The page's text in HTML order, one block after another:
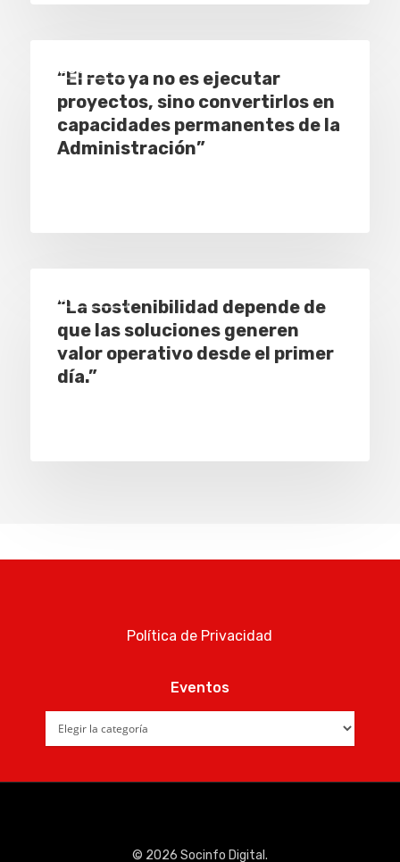
Especial
“El reto ya no es ejecutar
proyectos, sino convertirlos en
capacidades permanentes de la
Administración”
Especial
“La sostenibilidad depende de
que las soluciones generen
valor operativo desde el primer
día.”
Política de Privacidad
Eventos
© 2026 Socinfo Digital.